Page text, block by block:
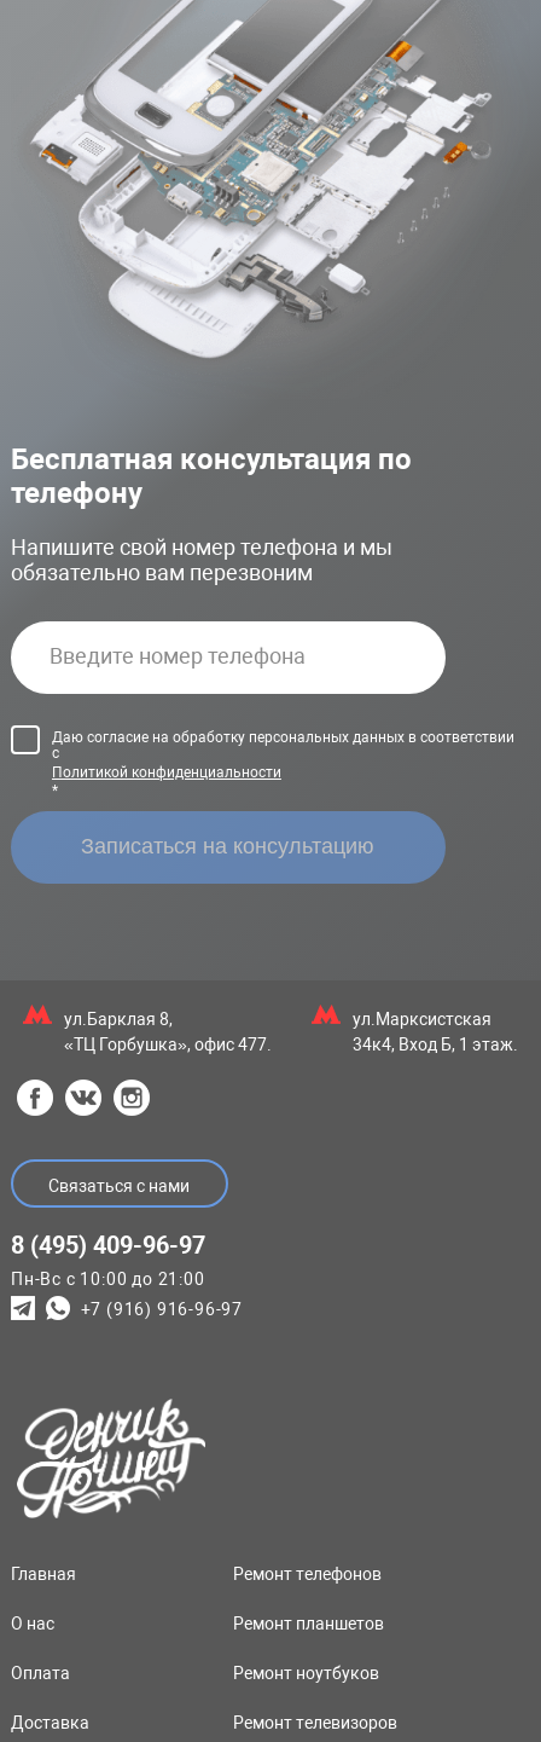
Бесплатная консультация по
телефону
Напишите свой номер телефона и мы
обязательно вам перезвоним
Даю согласие на обработку персональных данных в соответствии
с
Политикой конфиденциальности
*
ул.Барклая 8,
«ТЦ Горбушка», офис 477.
ул.Марксистская
34к4, Вход Б, 1 этаж.
Связаться с нами
8 (495) 409-96-97
Пн-Вс с 10:00 до 21:00
+7 (916) 916-96-97
Главная
О нас
Оплата
Доставка
Ремонт телефонов
Ремонт планшетов
Ремонт ноутбуков
Ремонт телевизоров